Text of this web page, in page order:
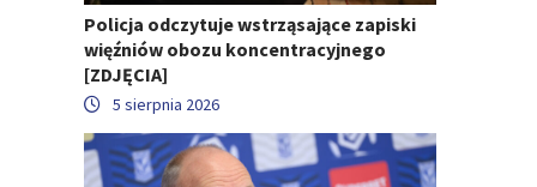
Policja odczytuje wstrząsające zapiski
więźniów obozu koncentracyjnego
[ZDJĘCIA]
5 sierpnia 2026